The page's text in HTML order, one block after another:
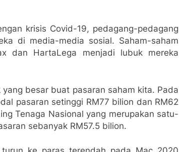
krisis Covid-19, pedagang-pedagang
di media-media sosial. Saham-saham
dan HartaLega menjadi lubuk mereka
yang besar buat pasaran saham kita. Pada
pasaran setinggi RM77 bilion dan RM62
Tenaga Nasional yang merupakan satu-
sebanyak RM57.5 bilion.